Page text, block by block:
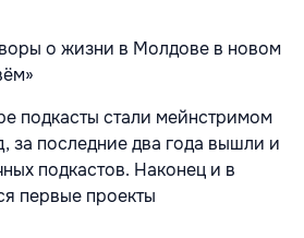
о жизни в Молдове в новом
подкасты стали мейнстримом
за последние два года вышли и
подкастов. Наконец и в
первые проекты